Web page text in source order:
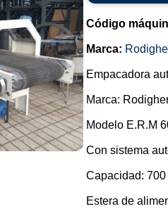
Código
Marca:
Empacadora
Marca:
Modelo E.R.M
Con sistema
Capacidad: 700
Estera de